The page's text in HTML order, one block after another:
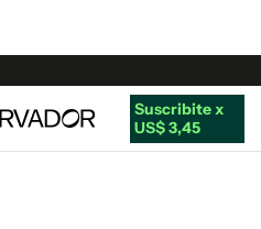
Suscribite x
US$ 3,45